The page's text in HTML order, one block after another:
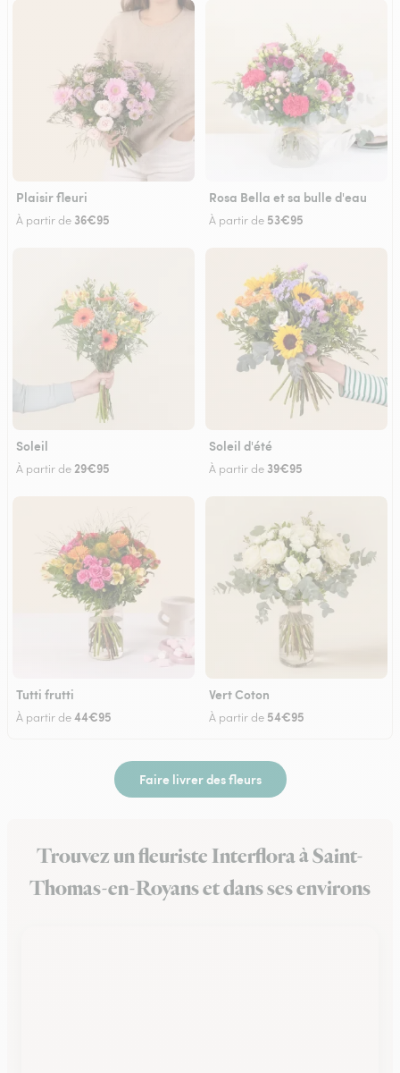
Plaisir fleuri
À partir de 36€95
Rosa Bella et sa bulle d'eau
À partir de 53€95
Soleil
À partir de29€95
Soleil d'été
À partir de 39€95
Tutti frutti
À partir de44€95
Vert Coton
À partir de 54€95
Faire livrer des fleurs
Trouvez un fleuriste Interflora à Saint-
Thomas-en-Royans et dans ses environs